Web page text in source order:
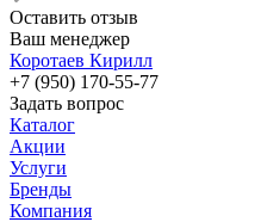
Оставить отзыв
Ваш менеджер
Коротаев Кирилл
+7 (950) 170-55-77
Задать вопрос
Каталог
Акции
Услуги
Бренды
Компания